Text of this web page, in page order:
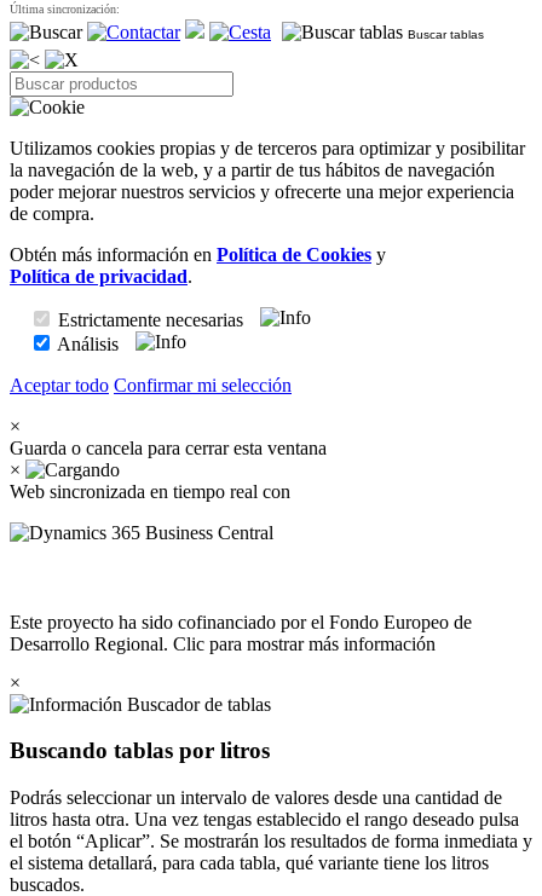
Última sincronización:
Buscar tablas
Utilizamos cookies propias y de terceros para optimizar y posibilitar
la navegación de la web, y a partir de tus hábitos de navegación
poder mejorar nuestros servicios y ofrecerte una mejor experiencia
de compra.
Obtén más información en Política de Cookies y
Política de privacidad.
Estrictamente necesarias
Análisis
Aceptar todo Confirmar mi selección
×
Guarda o cancela para cerrar esta ventana
×
Web sincronizada en tiempo real con
Este proyecto ha sido cofinanciado por el Fondo Europeo de
Desarrollo Regional. Clic para mostrar más información
×
Buscador de tablas
Buscando tablas por litros
Podrás seleccionar un intervalo de valores desde una cantidad de
litros hasta otra. Una vez tengas establecido el rango deseado pulsa
el botón
Aplicar . Se mostrarán los resultados de forma inmediata y
el sistema detallará, para cada tabla, qué variante tiene los litros
buscados.